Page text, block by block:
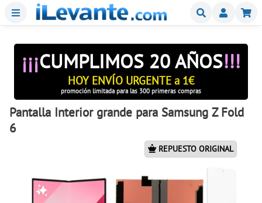
Menu Buscar
¡¡¡CUMPLIMOS 20 AÑOS!!!
HOY ENVÍO URGENTE a 1€
promoción limitada para las 300 primeras compras
Pantalla Interior grande para Samsung Z Fold
6
REPUESTO ORIGINAL